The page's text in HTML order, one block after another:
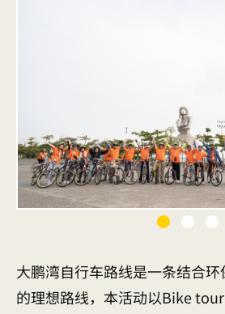
大鹏湾自行车路线是一条结合
的理想路线，本活动以Bike